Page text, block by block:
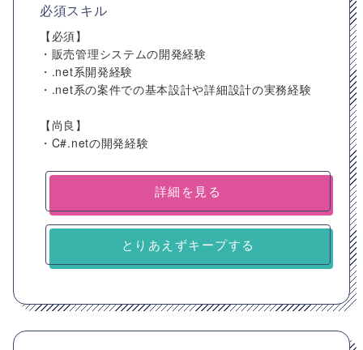
必須スキル
【必須】
・販売管理システムの開発経験
・.net系開発経験
・.net系の案件での基本設計や詳細設計の実務経験
【尚良】
・C#.netの開発経験
詳細を見る
とりあえずキープする